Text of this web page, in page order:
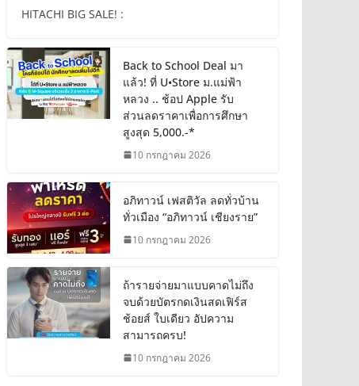
HITACHI BIG SALE! :
Back to School Deal มา
แล้ว! ที่ U•Store ม.แม่ฟ้า
หลวง .. ช้อป Apple รับ
ส่วนลดราคาเพื่อการศึกษา
สูงสุด 5,000.-*
10 กรกฎาคม 2026
อภิทาวน์ เฟสติวัล ลดทั่วบ้าน
ทั่วเมือง “อภิทาวน์ เชียงราย”
10 กรกฎาคม 2026
ถ้ารายจ่ายมาแบบคาดไม่ถึง
จบด้วยบัตรกดเงินสดเฟิร์ส
ช้อยส์ ใบเดียว อัปความ
สามารถครบ!
10 กรกฎาคม 2026